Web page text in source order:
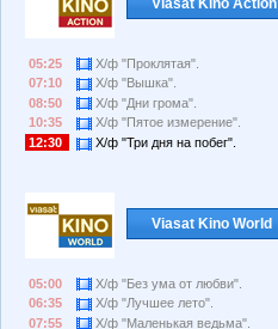
05:25
Х/ф "Проклятая".
07:10
Х/ф "Вышка".
08:50
Х/ф "Дни грома".
10:35
Х/ф "Пятое измерение".
12:30
Х/ф "Три дня на побег".
Viasat Kino World
05:00
Х/ф "Без ума от любви".
06:35
Х/ф "Лучшее лето".
07:55
Х/ф "Маленькая ведьма".